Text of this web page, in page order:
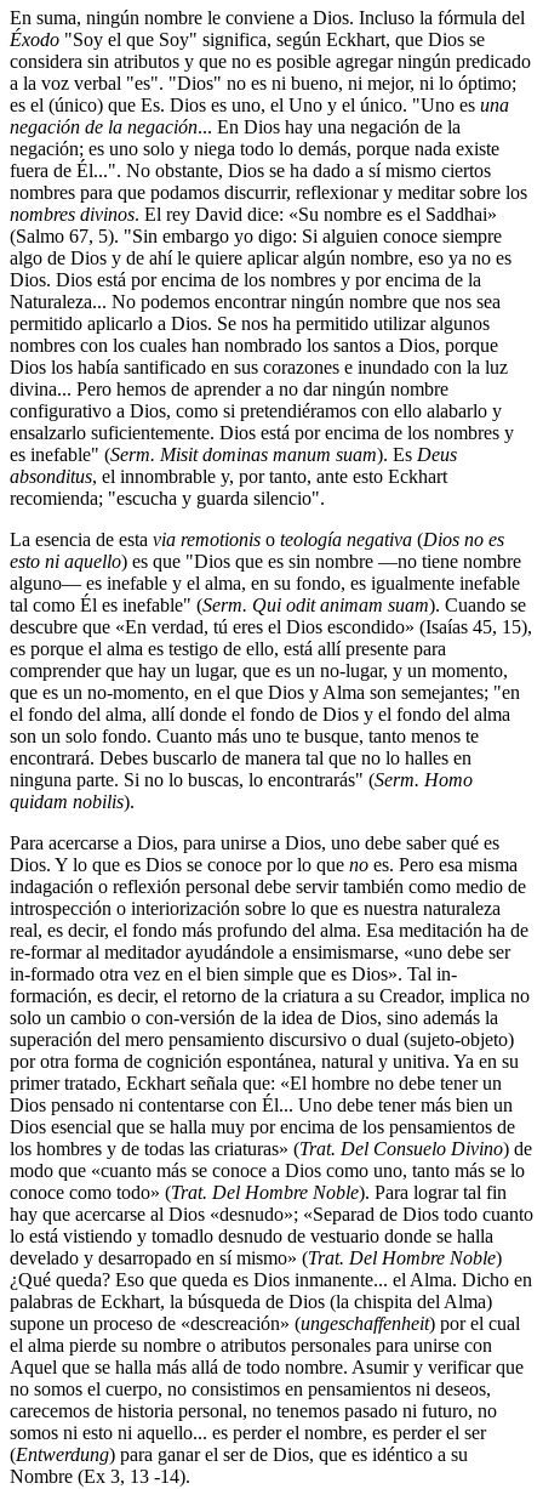
En suma, ningún nombre le conviene a Dios. Incluso la fórmula del
Éxodo "Soy el que Soy" significa, según Eckhart, que Dios se
considera sin atributos y que no es posible agregar ningún predicado
a la voz verbal "es". "Dios" no es ni bueno, ni mejor, ni lo óptimo;
es el (único) que Es. Dios es uno, el Uno y el único. "Uno es una
negación de la negación... En Dios hay una negación de la
negación; es uno solo y niega todo lo demás, porque nada existe
fuera de Él...". No obstante, Dios se ha dado a sí mismo ciertos
nombres para que podamos discurrir, reflexionar y meditar sobre los
nombres divinos. El rey David dice: «Su nombre es el Saddhai»
(Salmo 67, 5). "Sin embargo yo digo: Si alguien conoce siempre
algo de Dios y de ahí le quiere aplicar algún nombre, eso ya no es
Dios. Dios está por encima de los nombres y por encima de la
Naturaleza... No podemos encontrar ningún nombre que nos sea
permitido aplicarlo a Dios. Se nos ha permitido utilizar algunos
nombres con los cuales han nombrado los santos a Dios, porque
Dios los había santificado en sus corazones e inundado con la luz
divina... Pero hemos de aprender a no dar ningún nombre
configurativo a Dios, como si pretendiéramos con ello alabarlo y
ensalzarlo suficientemente. Dios está por encima de los nombres y
es inefable" (Serm. Misit dominas manum suam). Es Deus
absonditus, el innombrable y, por tanto, ante esto Eckhart
recomienda; "escucha y guarda silencio".
La esencia de esta via remotionis o teología negativa (Dios no es
esto ni aquello) es que "Dios que es sin nombre —no tiene nombre
alguno— es inefable y el alma, en su fondo, es igualmente inefable
tal como Él es inefable" (Serm. Qui odit animam suam). Cuando se
descubre que «En verdad, tú eres el Dios escondido» (Isaías 45, 15),
es porque el alma es testigo de ello, está allí presente para
comprender que hay un lugar, que es un no-lugar, y un momento,
que es un no-momento, en el que Dios y Alma son semejantes; "en
el fondo del alma, allí donde el fondo de Dios y el fondo del alma
son un solo fondo. Cuanto más uno te busque, tanto menos te
encontrará. Debes buscarlo de manera tal que no lo halles en
ninguna parte. Si no lo buscas, lo encontrarás" (Serm. Homo
quidam nobilis).
Para acercarse a Dios, para unirse a Dios, uno debe saber qué es
Dios. Y lo que es Dios se conoce por lo que no es. Pero esa misma
indagación o reflexión personal debe servir también como medio de
introspección o interiorización sobre lo que es nuestra naturaleza
real, es decir, el fondo más profundo del alma. Esa meditación ha de
re-formar al meditador ayudándole a ensimismarse, «uno debe ser
in-formado otra vez en el bien simple que es Dios». Tal in-
formación, es decir, el retorno de la criatura a su Creador, implica no
solo un cambio o con-versión de la idea de Dios, sino además la
superación del mero pensamiento discursivo o dual (sujeto-objeto)
por otra forma de cognición espontánea, natural y unitiva. Ya en su
primer tratado, Eckhart señala que: «El hombre no debe tener un
Dios pensado ni contentarse con Él... Uno debe tener más bien un
Dios esencial que se halla muy por encima de los pensamientos de
los hombres y de todas las criaturas» (Trat. Del Consuelo Divino) de
modo que «cuanto más se conoce a Dios como uno, tanto más se lo
conoce como todo» (Trat. Del Hombre Noble). Para lograr tal fin
hay que acercarse al Dios «desnudo»; «Separad de Dios todo cuanto
lo está vistiendo y tomadlo desnudo de vestuario donde se halla
develado y desarropado en sí mismo» (Trat. Del Hombre Noble)
¿Qué queda? Eso que queda es Dios inmanente... el Alma. Dicho en
palabras de Eckhart, la búsqueda de Dios (la chispita del Alma)
supone un proceso de «descreación» (ungeschaffenheit) por el cual
el alma pierde su nombre o atributos personales para unirse con
Aquel que se halla más allá de todo nombre. Asumir y verificar que
no somos el cuerpo, no consistimos en pensamientos ni deseos,
carecemos de historia personal, no tenemos pasado ni futuro, no
somos ni esto ni aquello... es perder el nombre, es perder el ser
(Entwerdung) para ganar el ser de Dios, que es idéntico a su
Nombre (Ex 3, 13 -14).